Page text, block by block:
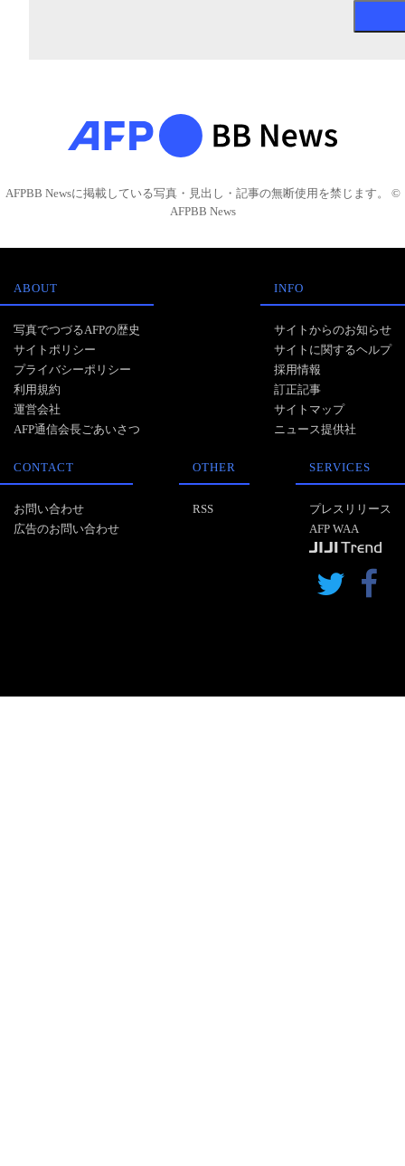
AFPBB Newsに掲載している写真・見出し・記事の無断使用を禁じます。 ©
AFPBB News
ABOUT
写真でつづるAFPの歴史
サイトポリシー
プライバシーポリシー
利用規約
運営会社
AFP通信会長ごあいさつ
INFO
サイトからのお知らせ
サイトに関するヘルプ
採用情報
訂正記事
サイトマップ
ニュース提供社
CONTACT
お問い合わせ
広告のお問い合わせ
OTHER
RSS
SERVICES
プレスリリース
AFP WAA